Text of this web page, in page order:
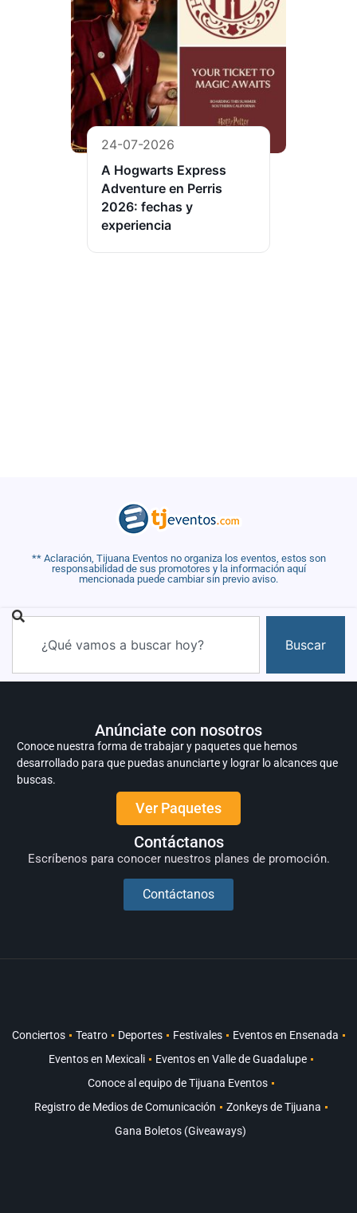
24-07-2026
A Hogwarts Express
Adventure en Perris
2026: fechas y
experiencia
** Aclaración, Tijuana Eventos no organiza los eventos, estos son
responsabilidad de sus promotores y la información aquí
mencionada puede cambiar sin previo aviso.
Buscar
Anúnciate con nosotros
Conoce nuestra forma de trabajar y paquetes que hemos
desarrollado para que puedas anunciarte y lograr lo alcances que
buscas.
Ver Paquetes
Contáctanos
Escríbenos para conocer nuestros planes de promoción.
Contáctanos
Conciertos Teatro Deportes Festivales
Eventos en Ensenada
Eventos en Mexicali
Eventos en Valle de Guadalupe
Conoce al equipo de Tijuana Eventos
Registro de Medios de Comunicación
Zonkeys de Tijuana
Gana Boletos (Giveaways)